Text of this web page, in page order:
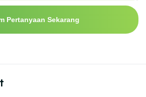
Pertanyaan Sekarang